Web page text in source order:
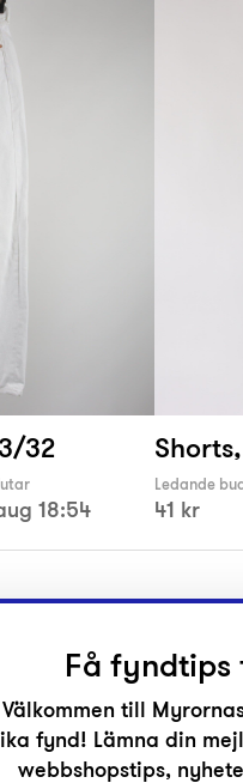
32
18:54
Ledande
41 kr
Få fyndtips
Välkommen till
fynd! Lämna din
webbshopstips,